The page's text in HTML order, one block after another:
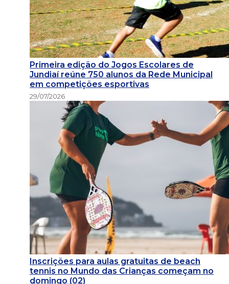
Primeira edição do Jogos Escolares de
Jundiaí reúne 750 alunos da Rede Municipal
em competições esportivas
29/07/2026
Inscrições para aulas gratuitas de beach
tennis no Mundo das Crianças começam no
domingo (02)